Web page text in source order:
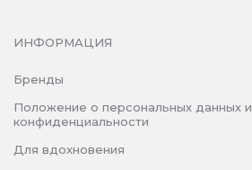
ИНФОРМАЦИЯ
Бренды
Положение о персональных данных и
конфиденциальности
Для вдохновения